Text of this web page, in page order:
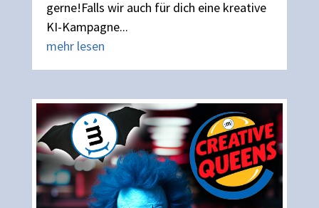
gerne!Falls wir auch für dich eine kreative
KI-Kampagne...
mehr lesen